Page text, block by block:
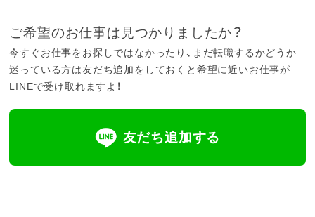
ご希望のお仕事は見つかりましたか？
今すぐお仕事をお探しではなかったり、まだ転職するかどうか
迷っている方は友だち追加をしておくと希望に近いお仕事が
LINEで受け取れますよ！
友だち追加する